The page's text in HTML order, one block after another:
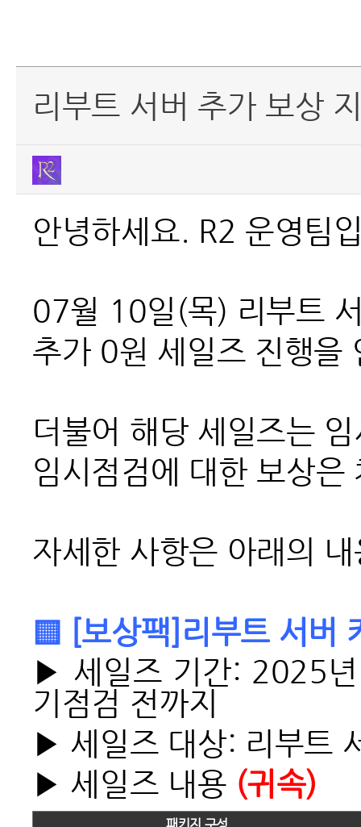
리부트 서버 추가 보상
안녕하세요. R2 운영팀
07월 10일(목) 리부트
추가 0원 세일즈 진행을
더불어 해당 세일즈는
임시점검에 대한 보상
자세한 사항은 아래의
▒ [보상팩]리부트 서버
▶ 세일즈 기간: 2025
기점검 전까지
▶ 세일즈 대상: 리부트
▶ 세일즈 내용 (귀속)
패키지 구성